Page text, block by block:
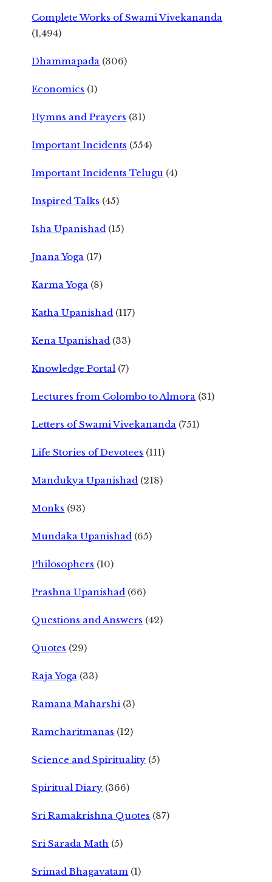
Complete Works of Swami Vivekananda
(1,494)
Dhammapada (306)
Economics (1)
Hymns and Prayers (31)
Important Incidents (554)
Important Incidents Telugu (4)
Inspired Talks (45)
Isha Upanishad (15)
Jnana Yoga (17)
Karma Yoga (8)
Katha Upanishad (117)
Kena Upanishad (33)
Knowledge Portal (7)
Lectures from Colombo to Almora (31)
Letters of Swami Vivekananda (751)
Life Stories of Devotees (111)
Mandukya Upanishad (218)
Monks (93)
Mundaka Upanishad (65)
Philosophers (10)
Prashna Upanishad (66)
Questions and Answers (42)
Quotes (29)
Raja Yoga (33)
Ramana Maharshi (3)
Ramcharitmanas (12)
Science and Spirituality (5)
Spiritual Diary (366)
Sri Ramakrishna Quotes (87)
Sri Sarada Math (5)
Srimad Bhagavatam (1)